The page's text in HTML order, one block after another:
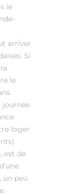
le
arriver
Si
le
journée
loger
est de
un peu